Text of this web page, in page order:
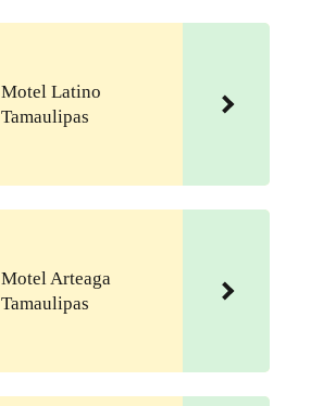
Motel Latino
Tamaulipas
Motel Arteaga
Tamaulipas